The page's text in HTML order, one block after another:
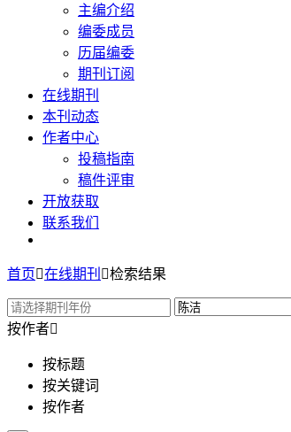
主编介绍
编委成员
历届编委
期刊订阅
在线期刊
本刊动态
作者中心
投稿指南
稿件评审
开放获取
联系我们
首页在线期刊 检索结果
按作者
按标题
按关键词
按作者